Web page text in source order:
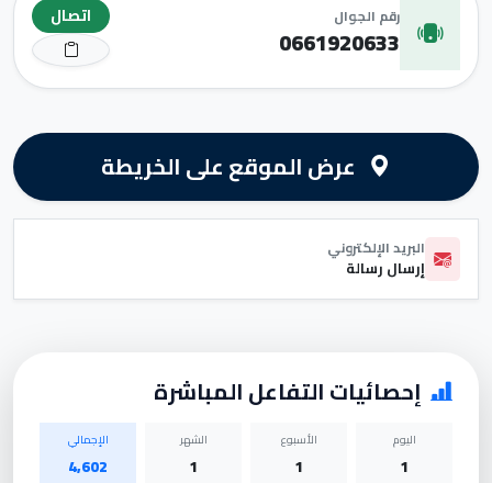
رقم الجوال
0661920633
اتصال
عرض الموقع على الخريطة
البريد الإلكتروني
إرسال رسالة
إحصائيات التفاعل المباشرة
اليوم
1
الأسبوع
1
الشهر
1
الإجمالي
4,602